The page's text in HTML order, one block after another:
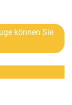
können Sie